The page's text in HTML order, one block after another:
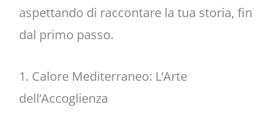
aspettando di raccontare la tua storia, fin
dal primo passo.
1. Calore Mediterraneo: L’Arte
dell’Accoglienza